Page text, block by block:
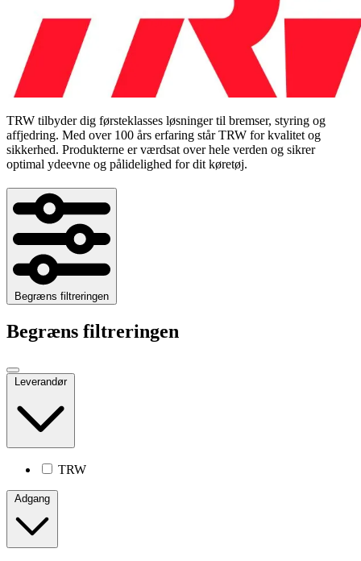
TRW tilbyder dig førsteklasses løsninger til bremser, styring og
affjedring. Med over 100 års erfaring står TRW for kvalitet og
sikkerhed. Produkterne er værdsat over hele verden og sikrer
optimal ydeevne og pålidelighed for dit køretøj.
Begræns filtreringen
Begræns filtreringen
Leverandør
TRW
Adgang